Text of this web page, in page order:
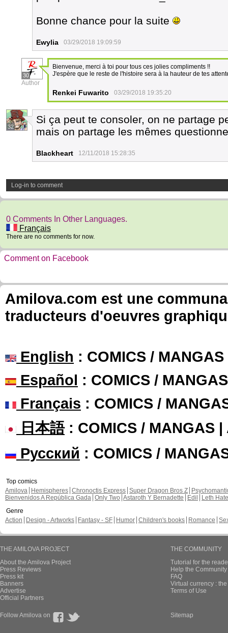
Bonne chance pour la suite
Ewylia 03/29/2018 19:09:59
30
Author
Bienvenue, merci à toi pour tous ces jolies compliments !!
J'espère que le reste de l'histoire sera à la hauteur de tes
Renkei Fuwarito 03/29/2018 19:35:20
32
Si ça peut te consoler, on ne partage
mais on partage les mêmes
Blackheart 12/11/2018 15:28:35
Log-in to comment
0 Comments In Other Languages.
Français
There are no comments for now.
Comment on Facebook
Amilova.com est une
traducteurs d'oeuvres
English : COMICS /
Español : COMICS /
Français : COMICS /
日本語: COMICS / MANGAS |
Русский : COMICS /
Top comics
Amilova
Hemispheres Chronoctis Express Super Dragon Bros Z
Bienvenidos A República Gada Only Two Astaroth Y Bernadette Edil
Leth Hate
Genre
Action
Design - Artworks Fantasy - SF Humor Children's books Romance
THE AMILOVA PROJECT
About the Amilova Project
Press Reviews
Press kit
Banners
Advertise
Official Partners
THE COMMUNITY
Tutorial for the
Help the
FAQ
Virtual currency :
Terms of Use
Follow Amilova on Sitemap